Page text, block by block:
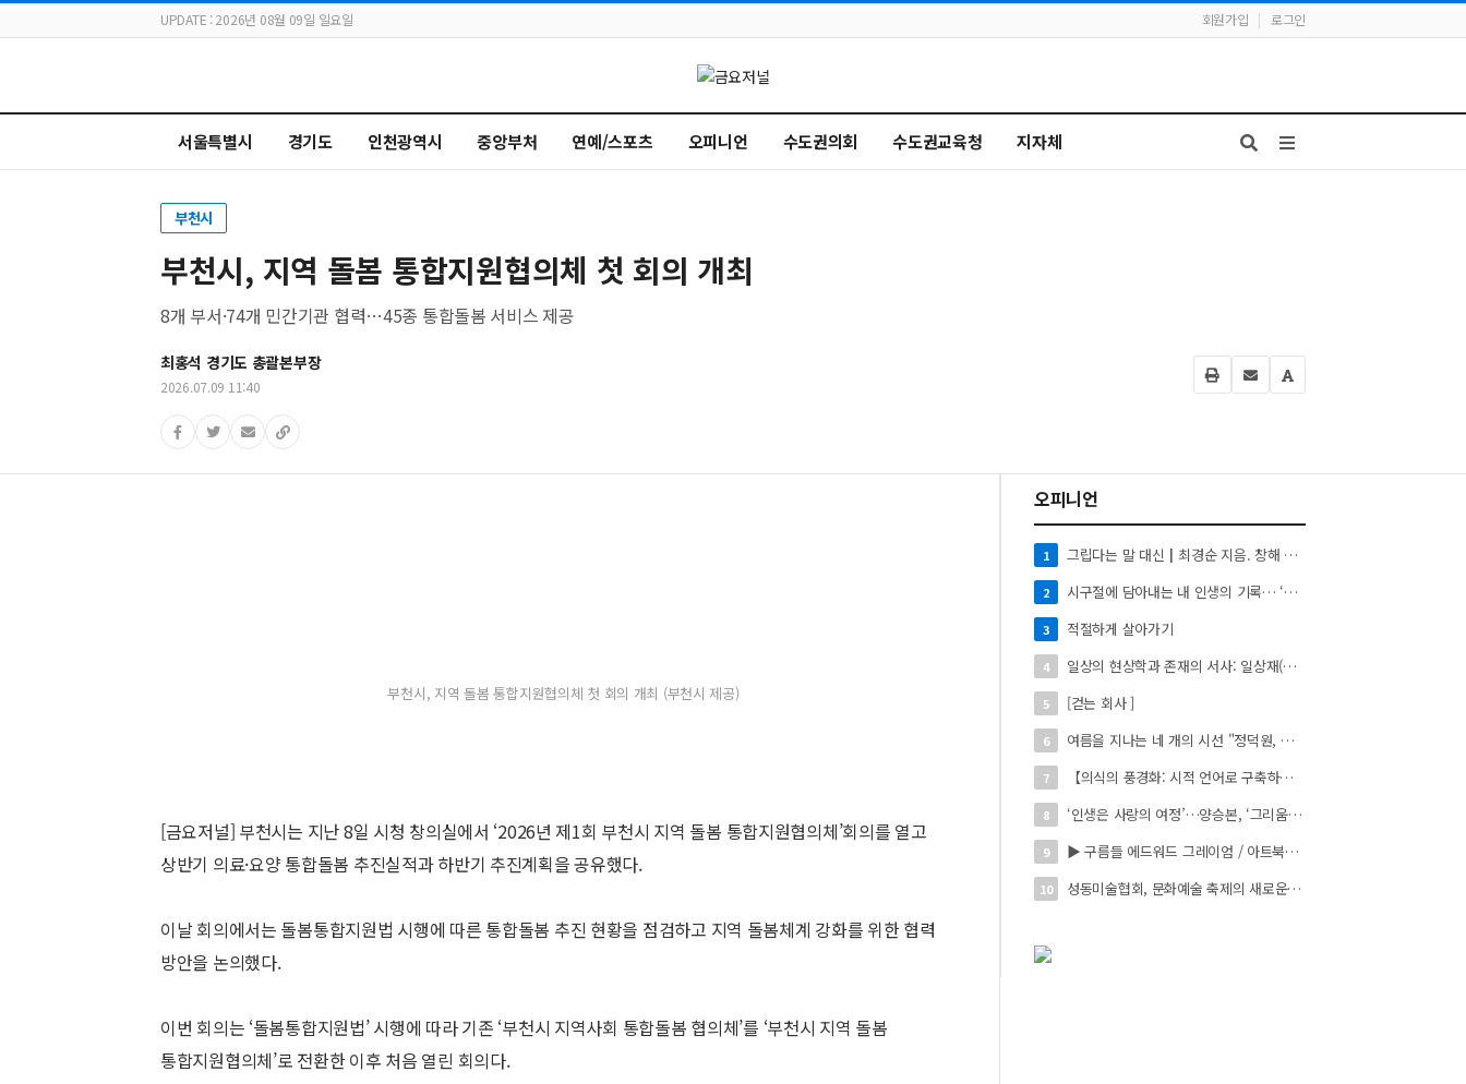
UPDATE : 2026년 08월 09일 일요일 회원가입 | 로그인
서울특별시 경기도 인천광역시 중앙부처 연예/스포츠 오피니언 수도권의회 수도권교육청 지자체
부천시
부천시, 지역 돌봄 통합지원협의체 첫 회의 개최
8개 부서·74개 민간기관 협력…45종 통합돌봄 서비스 제공
최홍석 경기도 총괄본부장
2026.07.09 11:40
부천시, 지역 돌봄 통합지원협의체 첫 회의 개최 (부천시 제공)
[금요저널] 부천시는 지난 8일 시청 창의실에서 ‘2026년 제1회 부천시 지역 돌봄 통합지원협의체’회의를 열고
상반기 의료·요양 통합돌봄 추진실적과 하반기 추진계획을 공유했다.
이날 회의에서는 돌봄통합지원법 시행에 따른 통합돌봄 추진 현황을 점검하고 지역 돌봄체계 강화를 위한 협력
방안을 논의했다.
이번 회의는 ‘돌봄통합지원법’ 시행에 따라 기존 ‘부천시 지역사회 통합돌봄 협의체’를 ‘부천시 지역 돌봄
통합지원협의체’로 전환한 이후 처음 열린 회의다.
오피니언
1 그립다는 말 대신┃최경순 지음. 창해 펴냄. 136쪽. 1만4천원
2 시구절에 담아내는 내 인생의 기록… ‘시로 쓰는 자서전’
3 적절하게 살아가기
4 일상의 현상학과 존재의 서사: 일상재(日常材)의 시적 환치와 자아 성찰】
5 [걷는 회사 ]
6 여름을 지나는 네 개의 시선 "정덕원, 나지윤, 민선홍, 정윤하 작가" 4인 展
7 【의식의 풍경화: 시적 언어로 구축하는 실존의 미학】
8 ‘인생은 사랑의 여정’…양승본, ‘그리움의 빛’
9 ▶ 구름들 에드워드 그레이엄 / 아트북스 / 288쪽
10 성동미술협회, 문화예술 축제의 새로운 시작 ‘2026 서울숲 국제 아트 페스타’ 개최